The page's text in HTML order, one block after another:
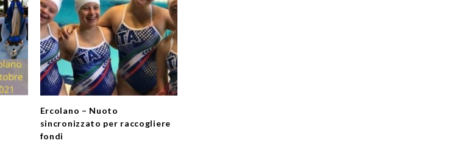
Ercolano – Nuoto
sincronizzato per raccogliere
fondi